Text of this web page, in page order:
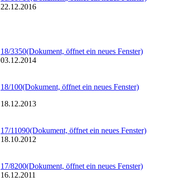
22.12.2016
18/3350(Dokument, öffnet ein neues Fenster)
03.12.2014
18/100(Dokument, öffnet ein neues Fenster)
18.12.2013
17/11090(Dokument, öffnet ein neues Fenster)
18.10.2012
17/8200(Dokument, öffnet ein neues Fenster)
16.12.2011